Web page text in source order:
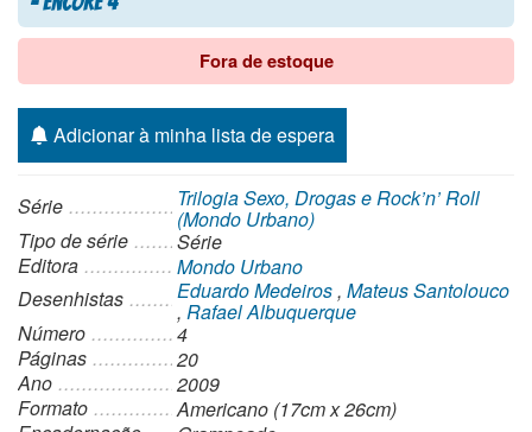
Fora de estoque
Adicionar à minha lista de espera
Série Trilogia Sexo, Drogas e Rock’n’ Roll
(Mondo Urbano)
Tipo de série
Série
Editora
Mondo Urbano
Desenhistas
Eduardo Medeiros , Mateus Santolouco
, Rafael Albuquerque
Número
4
Páginas
20
Ano
2009
Formato
Americano (17cm x 26cm)